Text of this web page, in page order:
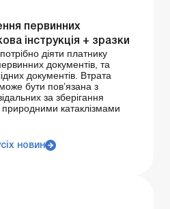
первинних
інструкція + зразки
діяти платнику
документів, та
документів. Втрата
бути пов’язана з
за зберігання
природними катаклізмами
новин